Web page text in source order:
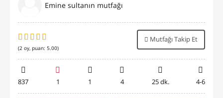
Emine sultanın mutfağı
(2 oy, puan: 5.00)
Mutfağı Takip Et
837 1 1 4 25 dk. 4-6